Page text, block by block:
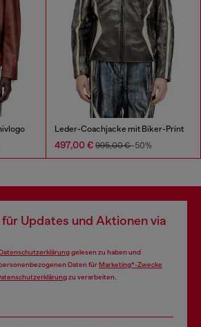
Leder-Coachjacke mit Biker-Print
497,00 € 995,00 €-50%
Updates und Aktionen via
gelesen zu haben und
Daten fürMarketing*-Zwecke
zu verarbeiten.